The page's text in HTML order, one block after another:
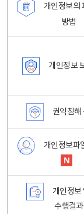
개인정보의
방법
개인정보
권익침해
개인정보파
개인정보
수행결과